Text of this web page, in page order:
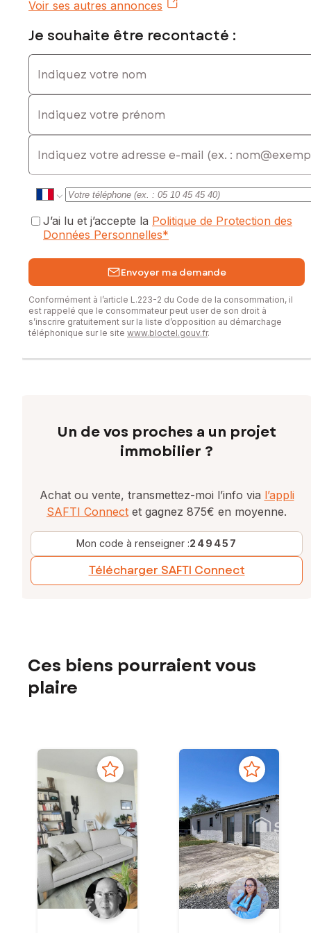
Voir ses autres annonces
Je souhaite être recontacté :
Indiquez votre nom
Indiquez votre prénom
E-mail
J’ai lu et j’accepte la Politique de Protection des
Données Personnelles*
Envoyer ma demande
Conformément à l’article L.223-2 du Code de la consommation, il
est rappelé que le consommateur peut user de son droit à
s’inscrire gratuitement sur la liste d’opposition au démarchage
téléphonique sur le site www.bloctel.gouv.fr.
Un de vos proches a un projet
immobilier ?
Achat ou vente, transmettez-moi l’info via l’appli
SAFTI Connect et gagnez 875€ en moyenne.
Mon code à renseigner :249457
Télécharger SAFTI Connect
Ces biens pourraient vous
plaire